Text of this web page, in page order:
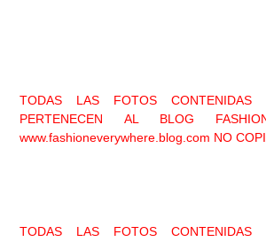
TODAS LAS FOTOS
PERTENECEN AL BLOG
www.fashioneverywhere.blog.com NO
TODAS LAS FOTOS